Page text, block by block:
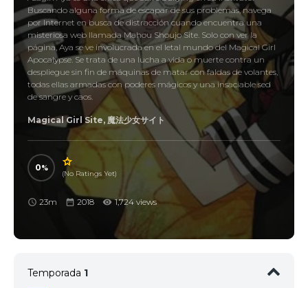
Buscando alguna forma de escapar de sus problemas, navega
por Internet en busca de distracción cuando encuentra una
misteriosa web llamada Mahou Shoujo Site. Solo con ver la
página, Aya se ve involucrada en el letal mundo del Magical Girl
Apocalypse. Se trata de una lucha a vida o muerte contra un
despliegue sin fin de máquinas de matar con faldas de volantes,
todas ellas armadas con poderes mágicos y una insaciable sed
de sangre y caos.
Magical Girl Site, 魔法少女サイト
0
(No Ratings Yet)
23m 2018 1,724 views
Temporada 1